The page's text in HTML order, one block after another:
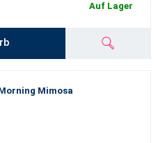
Auf Lager
Mimosa